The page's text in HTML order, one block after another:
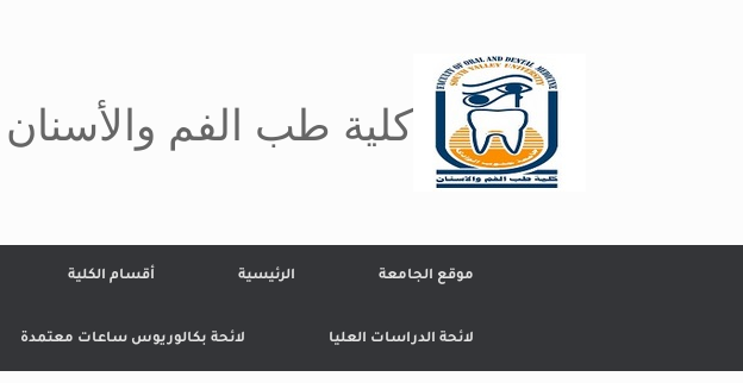
كلية طب الفم والأسنان
موقع الجامعة الرئيسية أقسام الكلية
لائحة الدراسات العليا لائحة بكالوريوس ساعات معتمدة